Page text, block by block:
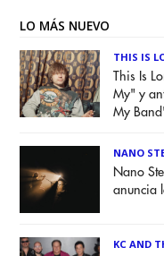
LO MÁS NUEVO
THIS IS
This Is
My" y
My
NANO
Nano
anuncia
KC AND